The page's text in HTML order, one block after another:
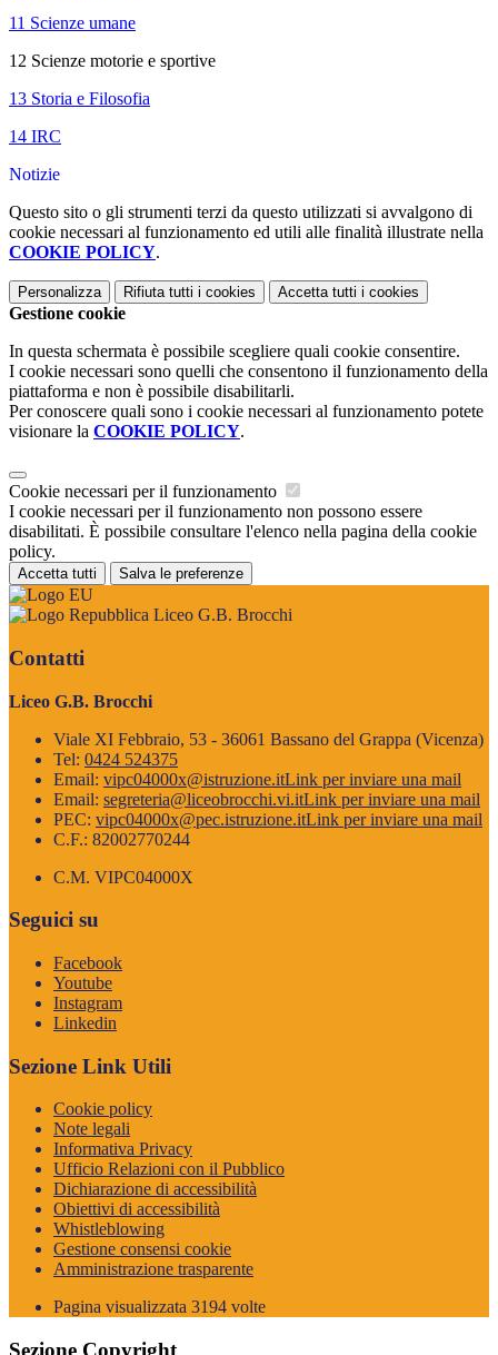
11 Scienze umane
12 Scienze motorie e sportive
13 Storia e Filosofia
14 IRC
Notizie
Questo sito o gli strumenti terzi da questo utilizzati si avvalgono di
cookie necessari al funzionamento ed utili alle finalità illustrate nella
COOKIE POLICY.
Personalizza Rifiuta tutti i cookies Accetta tutti i cookies
Gestione cookie
In questa schermata è possibile scegliere quali cookie consentire.
I cookie necessari sono quelli che consentono il funzionamento della
piattaforma e non è possibile disabilitarli.
Per conoscere quali sono i cookie necessari al funzionamento potete
visionare la COOKIE POLICY.
Cookie necessari per il funzionamento
I cookie necessari per il funzionamento non possono essere
disabilitati. È possibile consultare l'elenco nella pagina della cookie
policy.
Accetta tutti Salva le preferenze
Liceo G.B. Brocchi
Contatti
Liceo G.B. Brocchi
Viale XI Febbraio, 53 - 36061 Bassano del Grappa (Vicenza)
Tel: 0424 524375
Email: vipc04000x@istruzione.itLink per inviare una mail
Email: segreteria@liceobrocchi.vi.itLink per inviare una mail
PEC: vipc04000x@pec.istruzione.itLink per inviare una mail
C.F.: 82002770244
C.M. VIPC04000X
Seguici su
Facebook
Youtube
Instagram
Linkedin
Sezione Link Utili
Cookie policy
Note legali
Informativa Privacy
Ufficio Relazioni con il Pubblico
Dichiarazione di accessibilità
Obiettivi di accessibilità
Whistleblowing
Gestione consensi cookie
Amministrazione trasparente
Pagina visualizzata 3194 volte
Sezione Copyright